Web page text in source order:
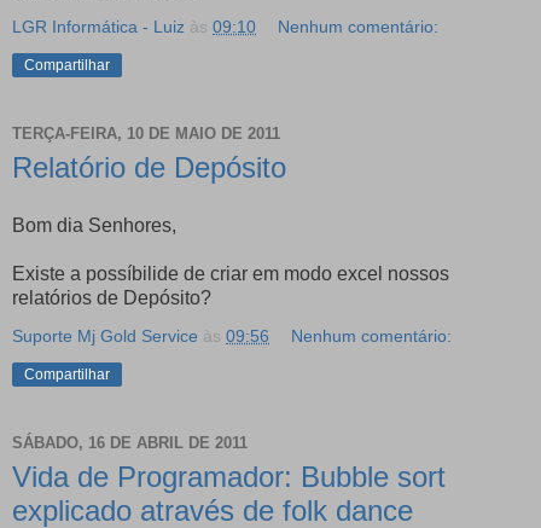
LGR Informática - Luiz às 09:10 Nenhum comentário:
Compartilhar
TERÇA-FEIRA, 10 DE MAIO DE 2011
Relatório de Depósito
Bom dia Senhores,
Existe a possíbilide de criar em modo excel nossos
relatórios de Depósito?
Suporte Mj Gold Service às 09:56 Nenhum comentário:
Compartilhar
SÁBADO, 16 DE ABRIL DE 2011
Vida de Programador: Bubble sort
explicado através de folk dance